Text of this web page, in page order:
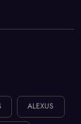
ALEXUS